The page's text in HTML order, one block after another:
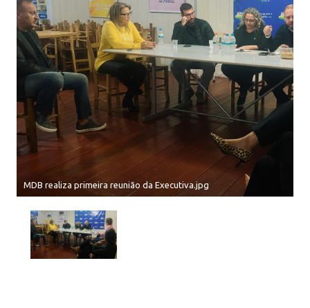
MDB realiza primeira reunião da Executiva.jpg